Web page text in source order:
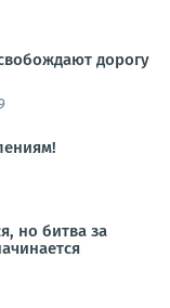
дорогу
но битва за